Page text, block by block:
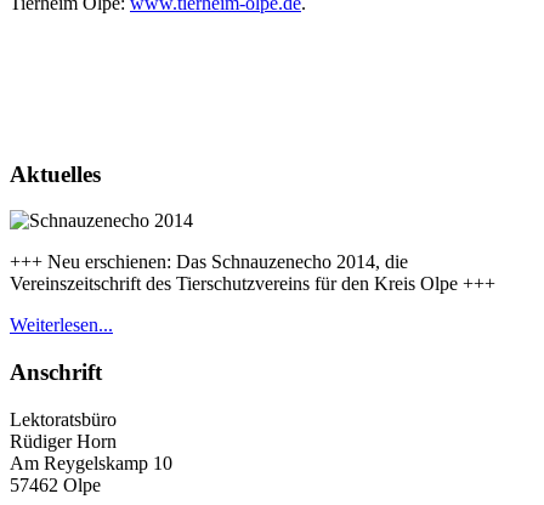
Aktuelles
+++ Neu erschienen: Das Schnauzenecho 2014, die
Vereinszeitschrift des Tierschutzvereins für den Kreis Olpe +++
Weiterlesen...
Anschrift
Lektoratsbüro
Rüdiger Horn
Am Reygelskamp 10
57462 Olpe